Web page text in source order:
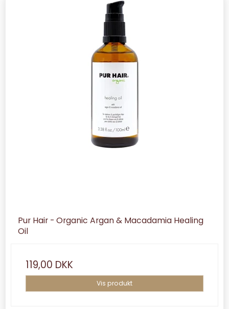
Pur Hair - Organic Argan & Macadamia Healing
Oil
119,00 DKK
Vis produkt